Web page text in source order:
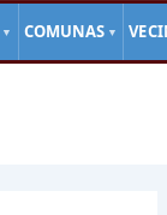
▼ COMUNAS ▼